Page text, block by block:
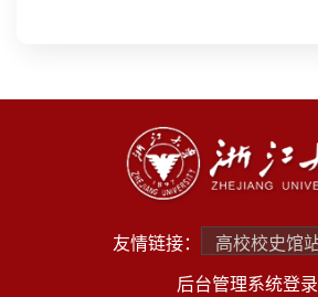
友情链接：
后台管理系统登录